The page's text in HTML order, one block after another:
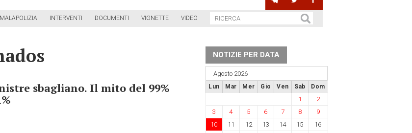
MALAPOLIZIA INTERVENTI DOCUMENTI VIGNETTE VIDEO
sbagliano. Il mito del 99%
NOTIZIE PER DATA
Agosto 2026
Lun Mar Mer Gio Ven Sab Dom
1
2
3
4 5 6 7 8
9
10
11 12 13 14 15
16